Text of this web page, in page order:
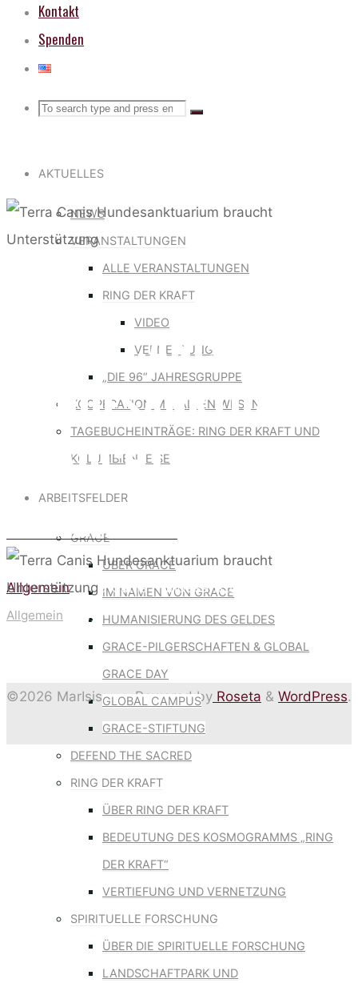
Kontakt
Spenden
Search
Search
Search
AKTUELLES
NEWS
VERANSTALTUNGEN
ALLE VERANSTALTUNGEN
RING DER KRAFT
VIDEO
VERNETZUNG
„DIE 96“ JAHRESGRUPPE
KOOPERATION MIT ALLEN WESEN
TAGEBUCHEINTRÄGE: RING DER KRAFT UND
KOLUMBIENREISE
ARBEITSFELDER
GRACE
ÜBER GRACE
IM NAMEN VON GRACE
HUMANISIERUNG DES GELDES
GRACE-PILGERSCHAFTEN & GLOBAL
GRACE DAY
GLOBAL CAMPUS
GRACE-STIFTUNG
DEFEND THE SACRED
RING DER KRAFT
ÜBER RING DER KRAFT
BEDEUTUNG DES KOSMOGRAMMS „RING
DER KRAFT“
VERTIEFUNG UND VERNETZUNG
SPIRITUELLE FORSCHUNG
ÜBER DIE SPIRITUELLE FORSCHUNG
LANDSCHAFTPARK UND
TERRA CANIS
BRAUCHT
UNTERSTÜTZUNG
Home
Allgemein Terra Canis Hundesanktuarium braucht
Unterstützung
Meditation über Grace 9.11.2025
Allgemein
Powered by Roseta & WordPress.
©2026 MarIsis